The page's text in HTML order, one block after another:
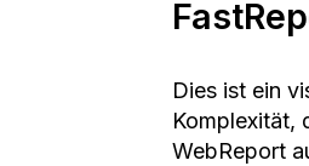
Dies ist ein
Komplexität,
WebReport